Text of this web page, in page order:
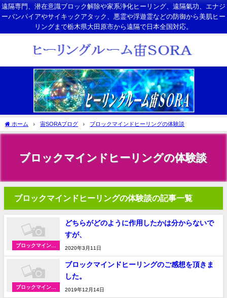
遠隔専門、潜在意識ブロック解除や家系浄化ヒーリング、遠隔氣功、エナジ
ーバンパイアやサイキックアタック、悪霊や浮遊霊などの防御から美肌ヒー
リングまで栃木県大田原市から遠隔で日本全国対応。
ホーム 宙SORAブログ ブロックマインドヒーリングの体験談
ブロックマインドヒーリングの体験談
ブロックマインドヒーリングの体験談の記事一覧
ブロックマインド
どちらがどのように作用したかは分からないで
すが、
2020年3月11日
ブロックマインド
ブロックマインドヒーリングのご感想を頂きま
した。
2019年12月14日